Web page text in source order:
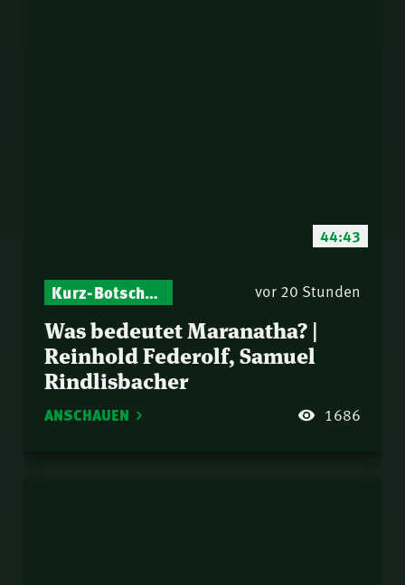
44:43
Kurz-Botschaften – Biblische Impulse mit Zukunft im Blick vor 20 Stunden
Was bedeutet Maranatha? |
Reinhold Federolf, Samuel
Rindlisbacher
ANSCHAUEN 1686